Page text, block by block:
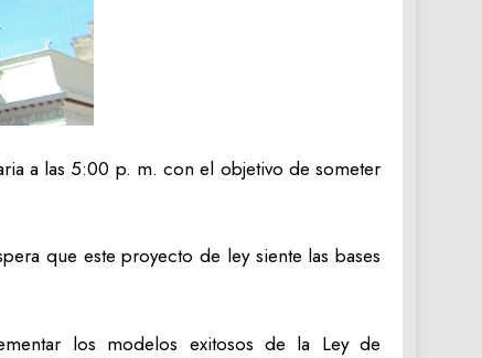
a las 5:00 p. m. con el objetivo de someter
que este proyecto de ley siente las bases
los modelos exitosos de la Ley de